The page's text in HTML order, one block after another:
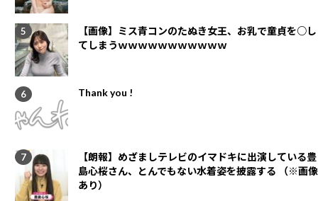
【画像】ミス青コンのたぬき女王、お乳で童貞を○し
てしまうｗｗｗｗｗｗｗｗｗｗｗ
Thank you !
【朗報】めざましテレビのイマドキに出演している豊
島心桜さん、とんでもない水着姿を披露する （※画像
あり）